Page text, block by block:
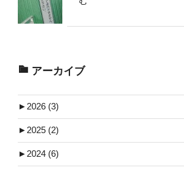
アーカイブ
► 2026 (3)
► 2025 (2)
► 2024 (6)